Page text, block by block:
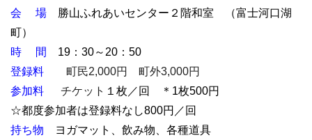
会 場 勝山ふれあいセンター２階和室 （富士河口湖
町）
時 間 19：30～20：50
登録料
町民2,000円 町外3,000円
参加料 チケット １枚／回 ＊1枚500円
☆都度参加者は登録料なし800円／回
持ち物
ヨガマット、飲み物、各種道具